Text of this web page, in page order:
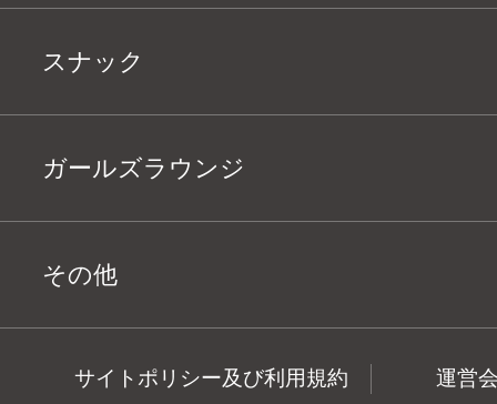
スナック
ガールズラウンジ
その他
サイトポリシー及び利用規約 運営